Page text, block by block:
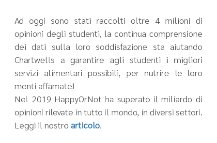
Ad oggi sono stati raccolti oltre 4 milioni di
opinioni degli studenti, la continua comprensione
dei dati sulla loro soddisfazione sta aiutando
Chartwells a garantire agli studenti i migliori
servizi alimentari possibili, per nutrire le loro
menti affamate!
Nel 2019 HappyOrNot ha superato il miliardo di
opinioni rilevate in tutto il mondo, in diversi settori.
Leggi il nostro articolo.